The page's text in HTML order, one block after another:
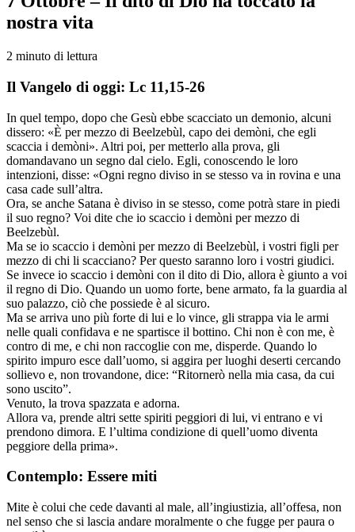
nostra vita
2 minuto di lettura
Il Vangelo di oggi: Lc 11,15-26
In quel tempo, dopo che Gesù ebbe scacciato un demonio, alcuni
dissero: «È per mezzo di Beelzebùl, capo dei demòni, che egli
scaccia i demòni». Altri poi, per metterlo alla prova, gli
domandavano un segno dal cielo. Egli, conoscendo le loro
intenzioni, disse: «Ogni regno diviso in se stesso va in rovina e una
casa cade sull’altra.
Ora, se anche Satana è diviso in se stesso, come potrà stare in piedi
il suo regno? Voi dite che io scaccio i demòni per mezzo di
Beelzebùl.
Ma se io scaccio i demòni per mezzo di Beelzebùl, i vostri figli per
mezzo di chi li scacciano? Per questo saranno loro i vostri giudici.
Se invece io scaccio i demòni con il dito di Dio, allora è giunto a voi
il regno di Dio. Quando un uomo forte, bene armato, fa la guardia al
suo palazzo, ciò che possiede è al sicuro.
Ma se arriva uno più forte di lui e lo vince, gli strappa via le armi
nelle quali confidava e ne spartisce il bottino. Chi non è con me, è
contro di me, e chi non raccoglie con me, disperde. Quando lo
spirito impuro esce dall’uomo, si aggira per luoghi deserti cercando
sollievo e, non trovandone, dice: “Ritornerò nella mia casa, da cui
sono uscito”.
Venuto, la trova spazzata e adorna.
Allora va, prende altri sette spiriti peggiori di lui, vi entrano e vi
prendono dimora. E l’ultima condizione di quell’uomo diventa
peggiore della prima».
Contemplo: Essere miti
Mite è colui che cede davanti al male, all’ingiustizia, all’offesa, non
nel senso che si lascia andare moralmente o che fugge per paura o